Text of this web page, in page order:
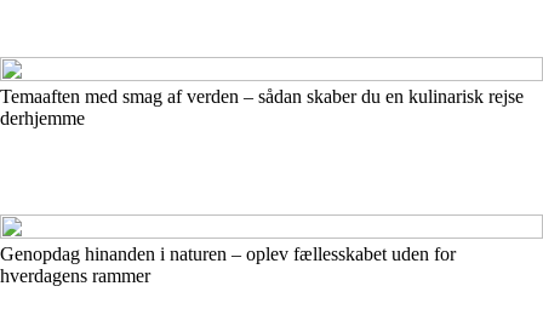
Temaaften med smag af verden – sådan skaber du en kulinarisk rejse
derhjemme
Genopdag hinanden i naturen – oplev fællesskabet uden for
hverdagens rammer